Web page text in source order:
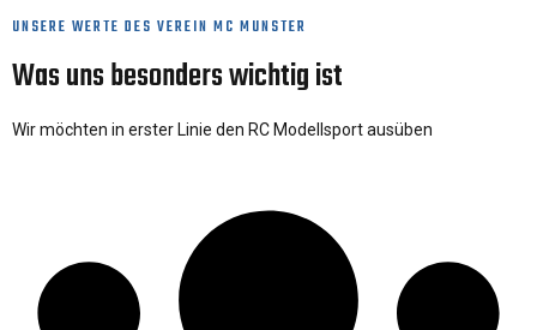
UNSERE WERTE DES VEREIN MC MUNSTER
Was uns besonders wichtig ist
Wir möchten in erster Linie den RC Modellsport ausüben